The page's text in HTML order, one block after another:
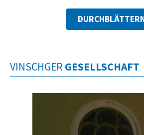
VINSCHGER GESELLSCHAFT